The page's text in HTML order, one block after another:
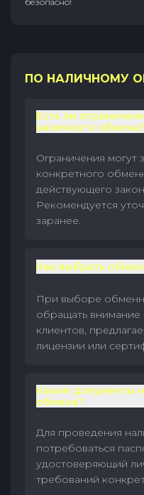
ПО НАЛИЧНОМУ
Есть ли
наличного обмена?
Ограничения могут
конкретного
действующего
Рекомендуется
заранее.
Как выбрать
При выборе
обращать внимание
клиентов,
лицензии или
Какие документы
обмена?
Для проведения
потребоваться
удостоверяющий
требований